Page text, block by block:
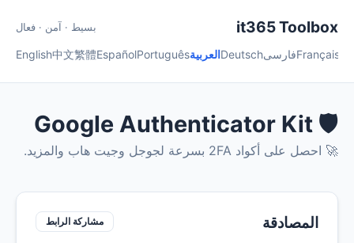
it365 Toolbox بسيط · آمن · فعال
English中文繁體EspañolPortuguêsالعربيةDeutschفارسیFrançais
🛡️ Google Authenticator Kit
🚀 احصل على أكواد 2FA بسرعة لجوجل وجيت هاب والمزيد.
المصادقة مشاركة الرابط